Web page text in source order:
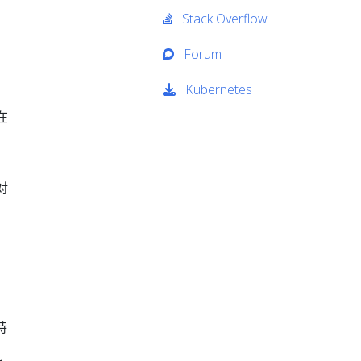
Stack Overflow
Forum
Kubernetes